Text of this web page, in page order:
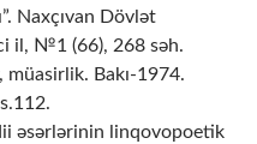
Naxçıvan Dövlət
il, №1 (66), 268 səh.
müasirlik. Bakı-1974.
əsərlərinin linqovopoetik